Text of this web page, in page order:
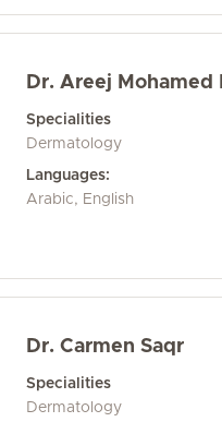
Dr. Areej Mohamed
Specialities
Dermatology
Languages:
Arabic, English
Dr. Carmen Saqr
Specialities
Dermatology